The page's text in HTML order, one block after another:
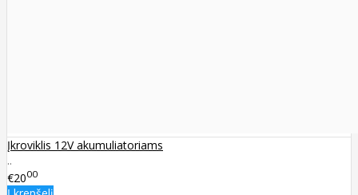
Įkroviklis 12V akumuliatoriams
..
€2000